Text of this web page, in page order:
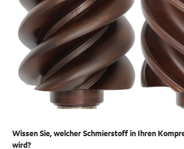
Wissen Sie, welcher Schmierstoff in Ihren
wird?